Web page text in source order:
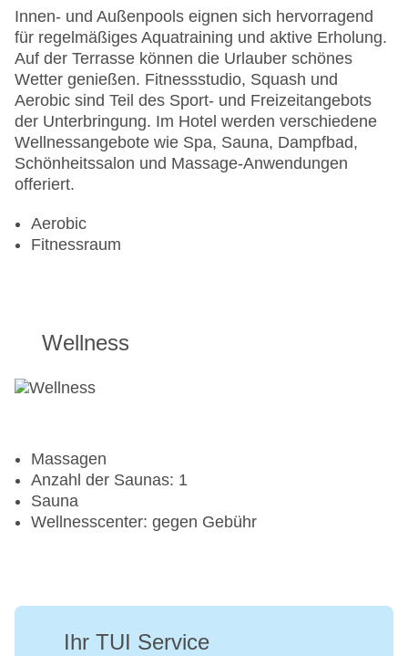
Innen- und Außenpools eignen sich hervorragend
für regelmäßiges Aquatraining und aktive Erholung.
Auf der Terrasse können die Urlauber schönes
Wetter genießen. Fitnessstudio, Squash und
Aerobic sind Teil des Sport- und Freizeitangebots
der Unterbringung. Im Hotel werden verschiedene
Wellnessangebote wie Spa, Sauna, Dampfbad,
Schönheitssalon und Massage-Anwendungen
offeriert.
Aerobic
Fitnessraum
Wellness
Massagen
Anzahl der Saunas: 1
Sauna
Wellnesscenter: gegen Gebühr
Ihr TUI Service